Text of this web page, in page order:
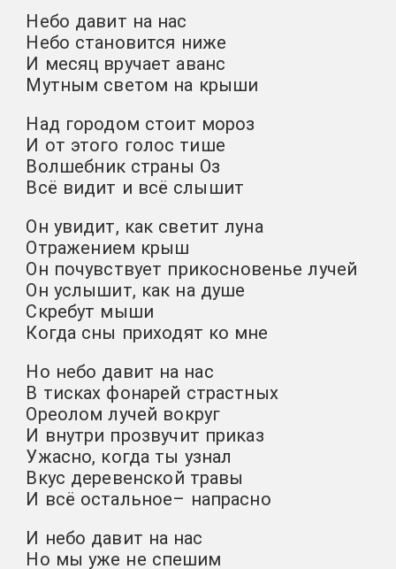
Небо давит на нас
Небо становится ниже
И месяц вручает аванс
Мутным светом на крыши
Над городом стоит мороз
И от этого голос тише
Волшебник страны Оз
Всё видит и всё слышит
Он увидит, как светит луна
Отражением крыш
Он почувствует прикосновенье лучей
Он услышит, как на душе
Скребут мыши
Когда сны приходят ко мне
Но небо давит на нас
В тисках фонарей страстных
Ореолом лучей вокруг
И внутри прозвучит приказ
Ужасно, когда ты узнал
Вкус деревенской травы
И всё остальное– напрасно
И небо давит на нас
Но мы уже не спешим